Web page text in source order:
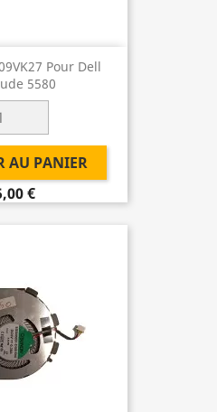
Pour Dell
5580
AU PANIER
€